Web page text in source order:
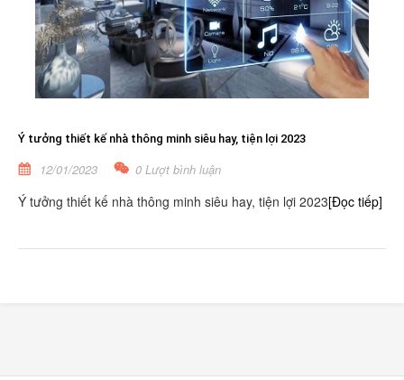
Ý tưởng thiết kế nhà thông minh siêu hay, tiện lợi 2023
12/01/2023 0 Lượt bình luận
Ý tưởng thiết kế nhà thông minh siêu hay, tiện lợi 2023[Đọc tiếp]